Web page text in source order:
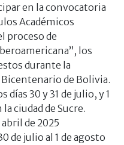
en la convocatoria
Académicos
proceso de
los
durante la
de Bolivia.
días 30 y 31 de julio, y 1
ciudad de Sucre.
de 2025
de julio al 1 de agosto